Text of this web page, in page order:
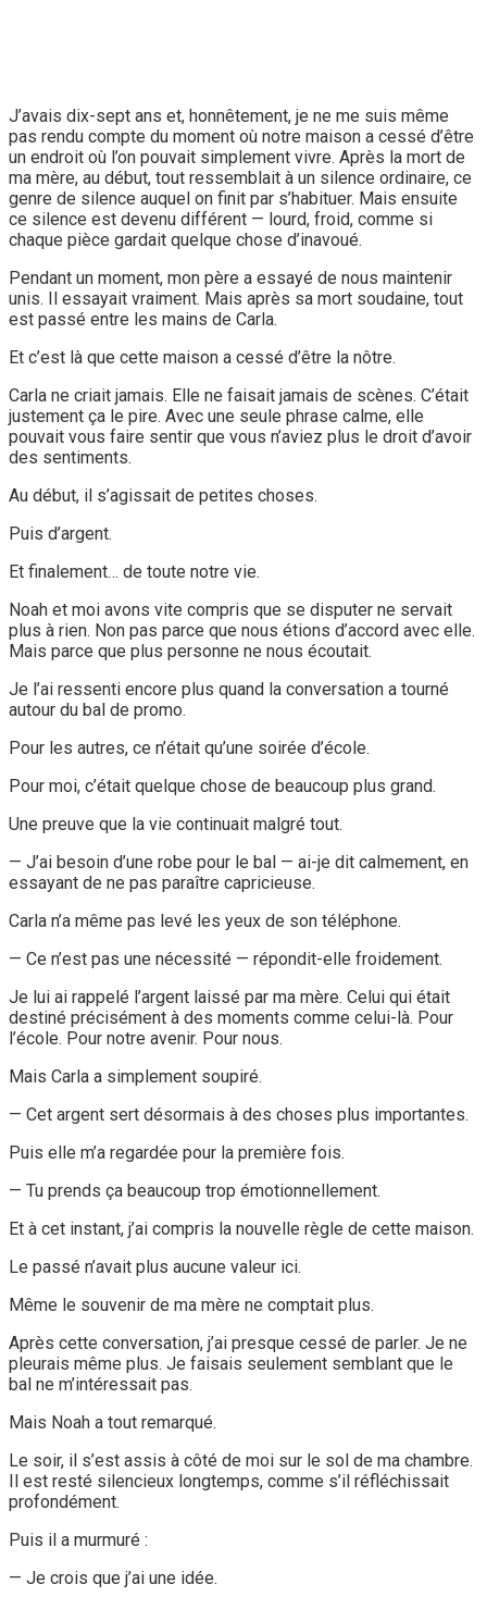
J’avais dix-sept ans et, honnêtement, je ne me suis même
pas rendu compte du moment où notre maison a cessé d’être
un endroit où l’on pouvait simplement vivre. Après la mort de
ma mère, au début, tout ressemblait à un silence ordinaire, ce
genre de silence auquel on finit par s’habituer. Mais ensuite
ce silence est devenu différent — lourd, froid, comme si
chaque pièce gardait quelque chose d’inavoué.
Pendant un moment, mon père a essayé de nous maintenir
unis. Il essayait vraiment. Mais après sa mort soudaine, tout
est passé entre les mains de Carla.
Et c’est là que cette maison a cessé d’être la nôtre.
Carla ne criait jamais. Elle ne faisait jamais de scènes. C’était
justement ça le pire. Avec une seule phrase calme, elle
pouvait vous faire sentir que vous n’aviez plus le droit d’avoir
des sentiments.
Au début, il s’agissait de petites choses.
Puis d’argent.
Et finalement… de toute notre vie.
Noah et moi avons vite compris que se disputer ne servait
plus à rien. Non pas parce que nous étions d’accord avec elle.
Mais parce que plus personne ne nous écoutait.
Je l’ai ressenti encore plus quand la conversation a tourné
autour du bal de promo.
Pour les autres, ce n’était qu’une soirée d’école.
Pour moi, c’était quelque chose de beaucoup plus grand.
Une preuve que la vie continuait malgré tout.
— J’ai besoin d’une robe pour le bal — ai-je dit calmement, en
essayant de ne pas paraître capricieuse.
Carla n’a même pas levé les yeux de son téléphone.
— Ce n’est pas une nécessité — répondit-elle froidement.
Je lui ai rappelé l’argent laissé par ma mère. Celui qui était
destiné précisément à des moments comme celui-là. Pour
l’école. Pour notre avenir. Pour nous.
Mais Carla a simplement soupiré.
— Cet argent sert désormais à des choses plus importantes.
Puis elle m’a regardée pour la première fois.
— Tu prends ça beaucoup trop émotionnellement.
Et à cet instant, j’ai compris la nouvelle règle de cette maison.
Le passé n’avait plus aucune valeur ici.
Même le souvenir de ma mère ne comptait plus.
Après cette conversation, j’ai presque cessé de parler. Je ne
pleurais même plus. Je faisais seulement semblant que le
bal ne m’intéressait pas.
Mais Noah a tout remarqué.
Le soir, il s’est assis à côté de moi sur le sol de ma chambre.
Il est resté silencieux longtemps, comme s’il réfléchissait
profondément.
Puis il a murmuré :
— Je crois que j’ai une idée.